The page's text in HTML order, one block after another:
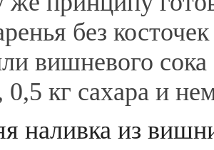
без
вишневого сока
0,5 кг сахара и
наливка из